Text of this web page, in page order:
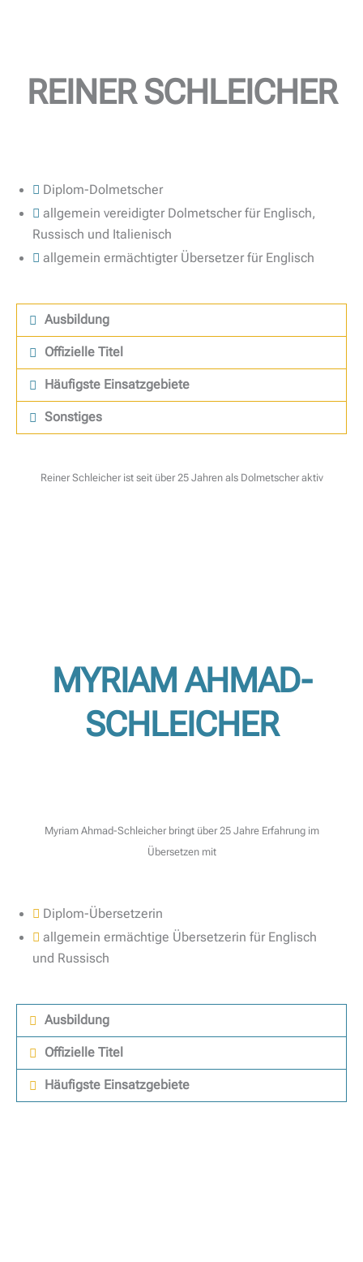
REINER SCHLEICHER
Diplom-Dolmetscher
allgemein vereidigter Dolmetscher für Englisch,
Russisch und Italienisch
allgemein ermächtigter Übersetzer für Englisch
Ausbildung
Offizielle Titel
Häufigste Einsatzgebiete
Sonstiges
Reiner Schleicher ist seit über 25 Jahren als Dolmetscher aktiv
MYRIAM AHMAD-
SCHLEICHER
Myriam Ahmad-Schleicher bringt über 25 Jahre Erfahrung im
Übersetzen mit
Diplom-Übersetzerin
allgemein ermächtige Übersetzerin für Englisch
und Russisch
Ausbildung
Offizielle Titel
Häufigste Einsatzgebiete